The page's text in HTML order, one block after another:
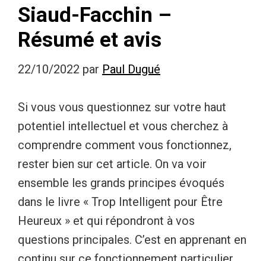
Siaud-Facchin –
Résumé et avis
22/10/2022 par Paul Dugué
Si vous vous questionnez sur votre haut
potentiel intellectuel et vous cherchez à
comprendre comment vous fonctionnez,
rester bien sur cet article. On va voir
ensemble les grands principes évoqués
dans le livre « Trop Intelligent pour Être
Heureux » et qui répondront à vos
questions principales. C’est en apprenant en